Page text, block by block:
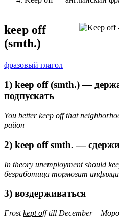
keep off
(smth.)
фразовый глагол
1) keep off (smth.) —
подпускать
You betterkeep offthat
район
2) keep off smth. —
In theory unemployment should
безработица тормозит
3) воздерживаться
Frostkept offtill December –